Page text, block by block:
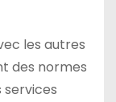
les autres
des normes
services